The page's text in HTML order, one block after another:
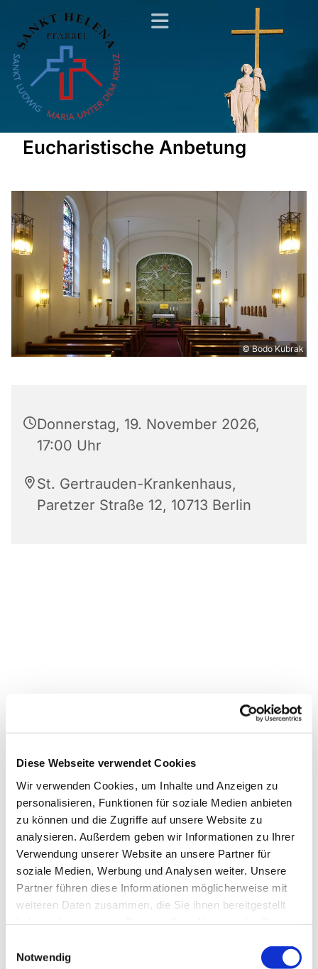
Diese Webseite verwendet Cookies
Wir verwenden Cookies, um Inhalte und Anzeigen zu
personalisieren, Funktionen für soziale Medien anbieten
zu können und die Zugriffe auf unsere Website zu
analysieren. Außerdem geben wir Informationen zu Ihrer
Verwendung unserer Website an unsere Partner für
soziale Medien, Werbung und Analysen weiter. Unsere
Partner führen diese Informationen möglicherweise mit
weiteren Daten zusammen, die Sie ihnen bereitgestellt
Notwendig
Eucharistische Anbetung
© Bodo Kubrak
Donnerstag, 19. November 2026,
17:00 Uhr
St. Gertrauden-Krankenhaus,
Paretzer Straße 12, 10713 Berlin
Dies könnte Sie auch
interessieren